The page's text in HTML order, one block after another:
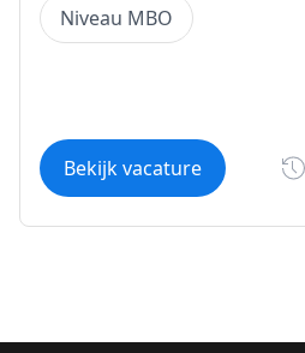
Niveau MBO
Bekijk vacature